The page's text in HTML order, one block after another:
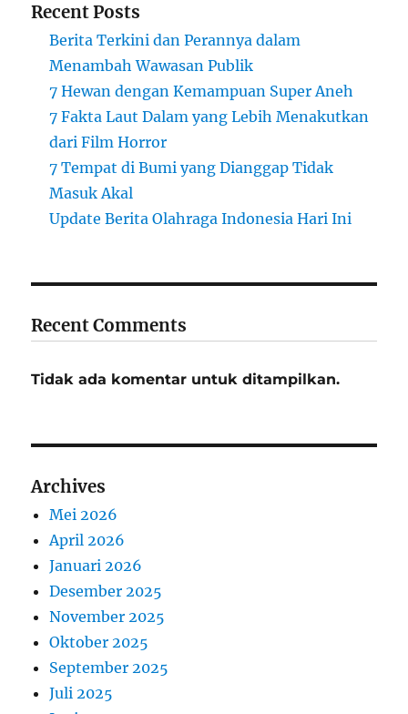
Recent Posts
Berita Terkini dan Perannya dalam
Menambah Wawasan Publik
7 Hewan dengan Kemampuan Super Aneh
7 Fakta Laut Dalam yang Lebih Menakutkan
dari Film Horror
7 Tempat di Bumi yang Dianggap Tidak
Masuk Akal
Update Berita Olahraga Indonesia Hari Ini
Recent Comments
Tidak ada komentar untuk ditampilkan.
Archives
Mei 2026
April 2026
Januari 2026
Desember 2025
November 2025
Oktober 2025
September 2025
Juli 2025